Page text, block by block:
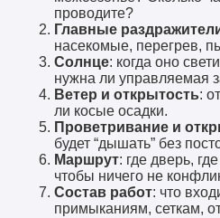
проводите?
Главные
насекомые, перегрев,
Солнце: когда оно
нужна ли управляемая
Ветер и открытость:
ли косые осадки.
Проветривание и
будет “дышать” без
Маршрут: где дверь,
чтобы ничего не
Состав работ: что
примыканиям, сеткам,